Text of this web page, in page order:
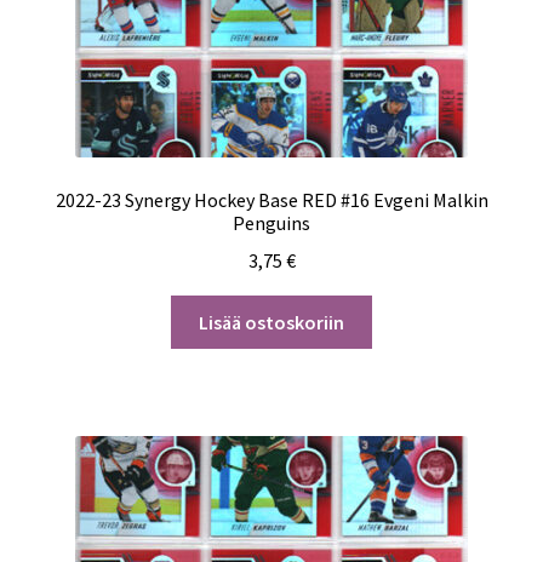
2022-23 Synergy Hockey Base RED #16 Evgeni Malkin
Penguins
3,75 €
Lisää ostoskoriin